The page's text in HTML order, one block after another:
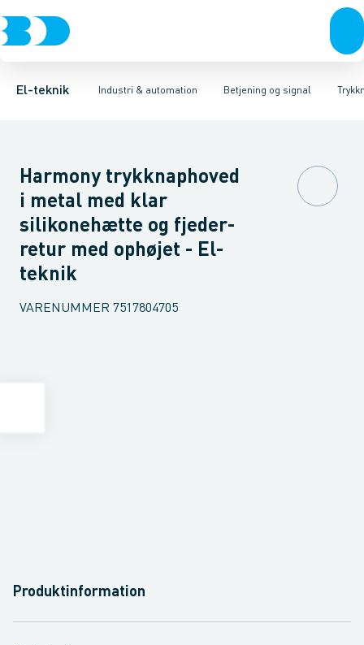
El-teknik Industri & automation
Afbrydere, stikkontakter & lampeudtagForgreningsmateriel
Betjening og signal
Industristiksystemer Frekvensomformere og softstartere
TrykknaphovedLystårn element, optiskTilslutningsmodul
Harmony trykknaphoved
i metal med klar
silikonehætte og fjeder-
retur med ophøjet - El-
teknik
VARENUMMER 7517804705
Produktinformation